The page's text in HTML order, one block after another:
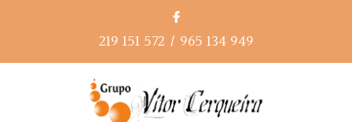
219 151 572 / 965 134 949